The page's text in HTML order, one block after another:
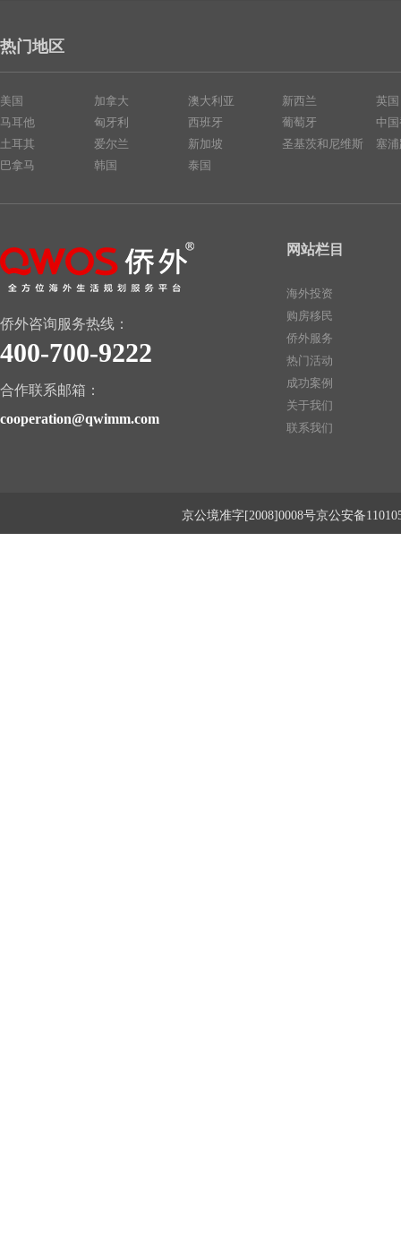
热门地区
美国
马耳他
土耳其
巴拿马
加拿大
匈牙利
爱尔兰
韩国
澳大利亚
西班牙
新加坡
泰国
新西兰
葡萄牙
圣基茨和尼维斯
英国
中
塞
侨外咨询服务热线：
400-700-9222
合作联系邮箱：
cooperation@qwimm.com
网站栏目
海外投资
购房移民
侨外服务
热门活动
成功案例
关于我们
联系我们
京公境准字[2008]0008号京公安备